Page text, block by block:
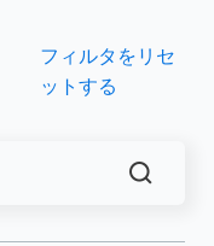
フィルタをリセ
ットする